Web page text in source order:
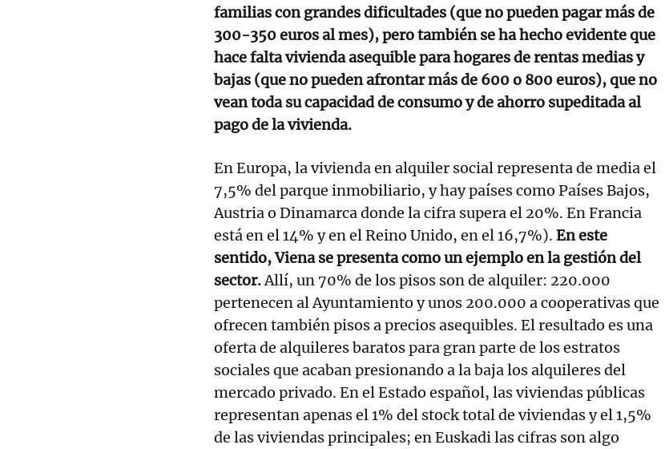
familias con grandes dificultades (que no pueden pagar más de
300-350 euros al mes), pero también se ha hecho evidente que
hace falta vivienda asequible para hogares de rentas medias y
bajas (que no pueden afrontar más de 600 o 800 euros), que no
vean toda su capacidad de consumo y de ahorro supeditada al
pago de la vivienda.
En Europa, la vivienda en alquiler social representa de media el
7,5% del parque inmobiliario, y hay países como Países Bajos,
Austria o Dinamarca donde la cifra supera el 20%. En Francia
está en el 14% y en el Reino Unido, en el 16,7%). En este
sentido, Viena se presenta como un ejemplo en la gestión del
sector.Allí, un 70% de los pisos son de alquiler: 220.000
pertenecen al Ayuntamiento y unos 200.000 a cooperativas que
ofrecen también pisos a precios asequibles. El resultado es una
oferta de alquileres baratos para gran parte de los estratos
sociales que acaban presionando a la baja los alquileres del
mercado privado. En el Estado español, las viviendas públicas
representan apenas el 1% del stock total de viviendas y el 1,5%
de las viviendas principales; en Euskadi las cifras son algo